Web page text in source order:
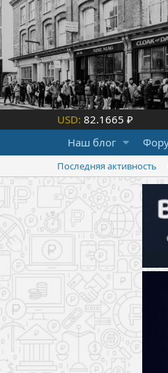
USD: 82.1665 ₽
Наш блог
Последняя активность